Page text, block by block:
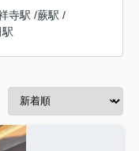
寺駅 /蕨駅 /